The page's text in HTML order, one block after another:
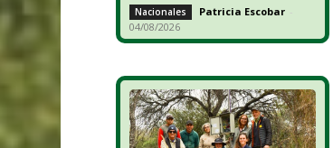
Nacionales Patricia Escobar -
04/08/2026